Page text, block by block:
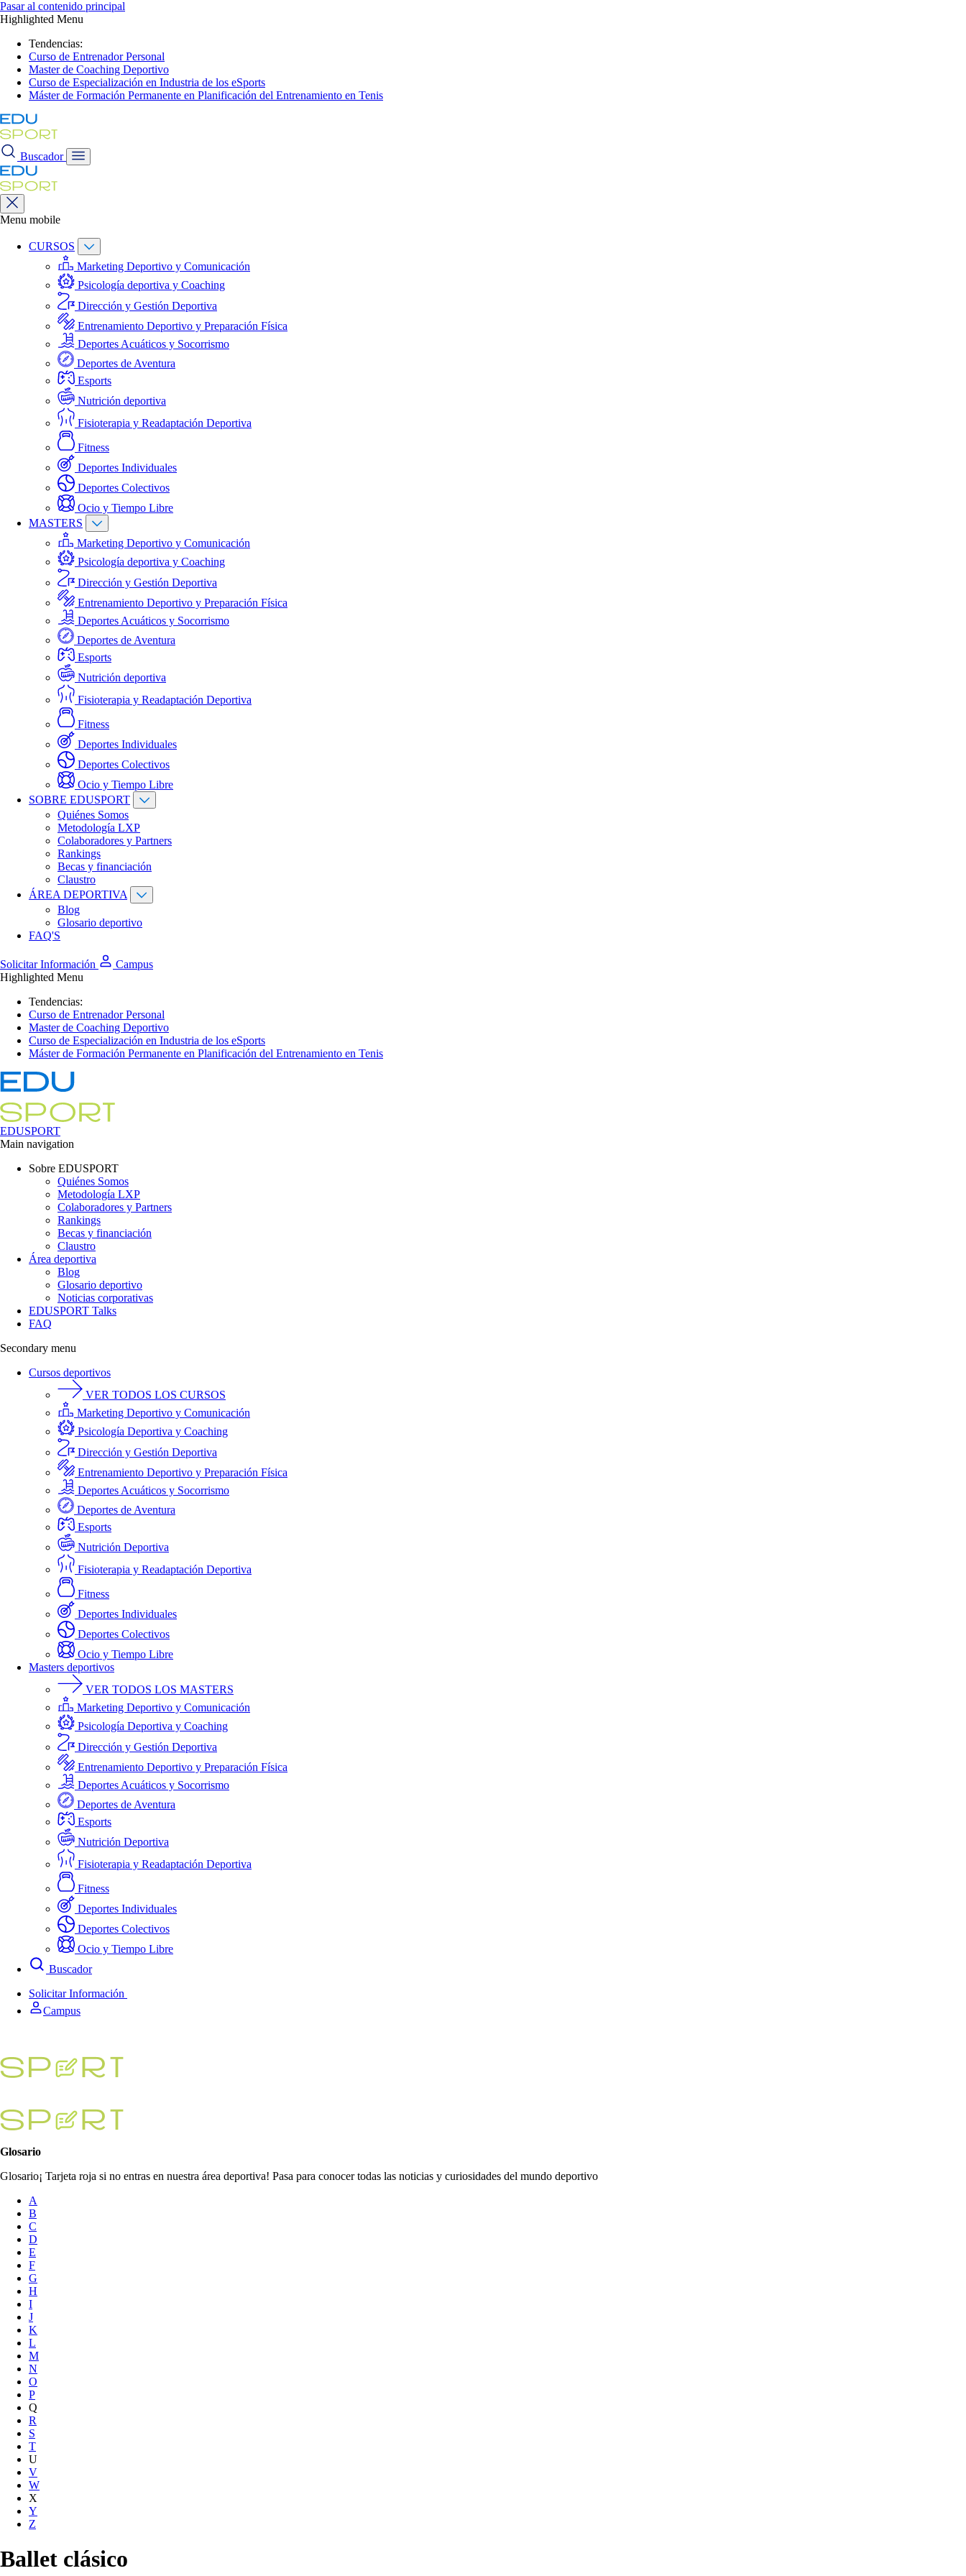
Pasar al contenido principal
Highlighted Menu
Tendencias:
Curso de Entrenador Personal
Master de Coaching Deportivo
Curso de Especialización en Industria de los eSports
Máster de Formación Permanente en Planificación del Entrenamiento en Tenis
Buscador
Menu mobile
CURSOS
Marketing Deportivo y Comunicación
Psicología deportiva y Coaching
Dirección y Gestión Deportiva
Entrenamiento Deportivo y Preparación Física
Deportes Acuáticos y Socorrismo
Deportes de Aventura
Esports
Nutrición deportiva
Fisioterapia y Readaptación Deportiva
Fitness
Deportes Individuales
Deportes Colectivos
Ocio y Tiempo Libre
MASTERS
Marketing Deportivo y Comunicación
Psicología deportiva y Coaching
Dirección y Gestión Deportiva
Entrenamiento Deportivo y Preparación Física
Deportes Acuáticos y Socorrismo
Deportes de Aventura
Esports
Nutrición deportiva
Fisioterapia y Readaptación Deportiva
Fitness
Deportes Individuales
Deportes Colectivos
Ocio y Tiempo Libre
SOBRE EDUSPORT
Quiénes Somos
Metodología LXP
Colaboradores y Partners
Rankings
Becas y financiación
Claustro
ÁREA DEPORTIVA
Blog
Glosario deportivo
FAQ'S
Solicitar Información
Campus
Highlighted Menu
Tendencias:
Curso de Entrenador Personal
Master de Coaching Deportivo
Curso de Especialización en Industria de los eSports
Máster de Formación Permanente en Planificación del Entrenamiento en Tenis
EDUSPORT
Main navigation
Sobre EDUSPORT
Quiénes Somos
Metodología LXP
Colaboradores y Partners
Rankings
Becas y financiación
Claustro
Área deportiva
Blog
Glosario deportivo
Noticias corporativas
EDUSPORT Talks
FAQ
Secondary menu
Cursos deportivos
VER TODOS LOS CURSOS
Marketing Deportivo y Comunicación
Psicología Deportiva y Coaching
Dirección y Gestión Deportiva
Entrenamiento Deportivo y Preparación Física
Deportes Acuáticos y Socorrismo
Deportes de Aventura
Esports
Nutrición Deportiva
Fisioterapia y Readaptación Deportiva
Fitness
Deportes Individuales
Deportes Colectivos
Ocio y Tiempo Libre
Masters deportivos
VER TODOS LOS MASTERS
Marketing Deportivo y Comunicación
Psicología Deportiva y Coaching
Dirección y Gestión Deportiva
Entrenamiento Deportivo y Preparación Física
Deportes Acuáticos y Socorrismo
Deportes de Aventura
Esports
Nutrición Deportiva
Fisioterapia y Readaptación Deportiva
Fitness
Deportes Individuales
Deportes Colectivos
Ocio y Tiempo Libre
Buscador
Solicitar Información
Campus
Glosario
Glosario¡ Tarjeta roja si no entras en nuestra área deportiva! Pasa para conocer todas las noticias y curiosidades del mundo deportivo
A
B
C
D
E
F
G
H
I
J
K
L
M
N
O
P
Q
R
S
T
U
V
W
X
Y
Z
Ballet clásico